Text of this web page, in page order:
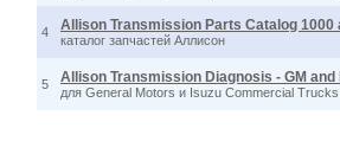
4 Allison Transmission Parts Catalog
каталог запчастей Аллисон
5 Allison Transmission Diagnosis - GM and
для General Motors и Isuzu Commercial